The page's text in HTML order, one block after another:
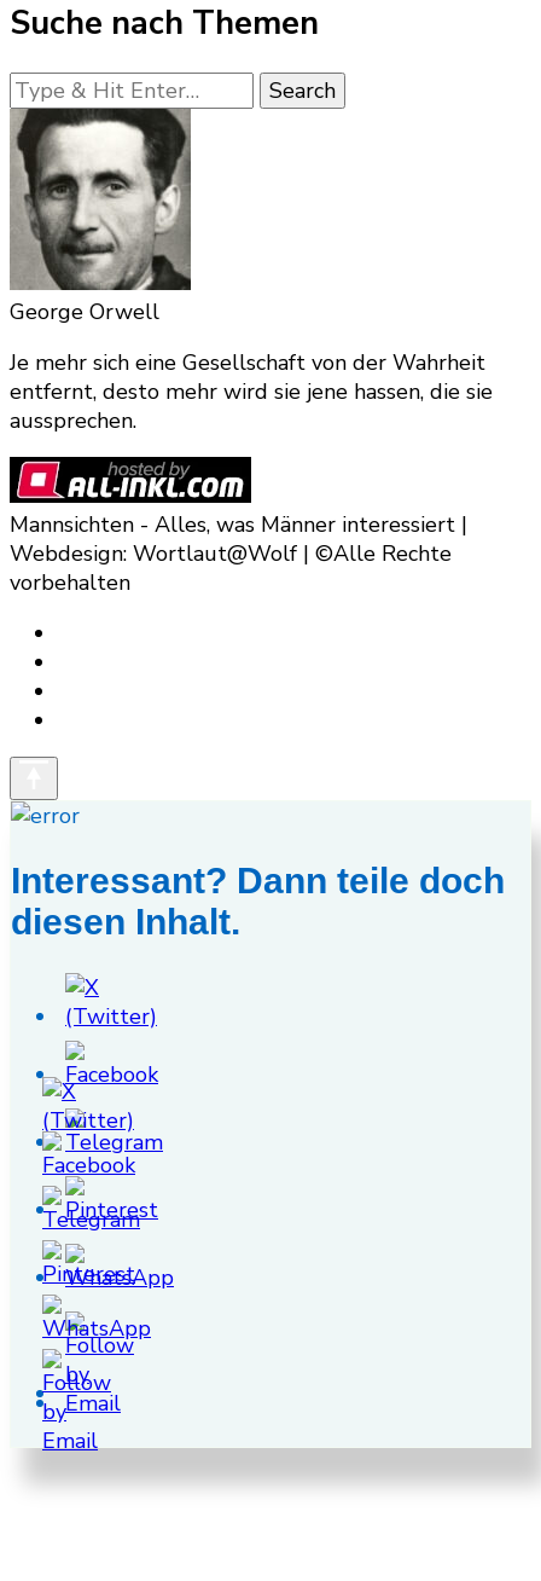
Suche nach Themen
Looking
for
Something?
George Orwell
Je mehr sich eine Gesellschaft von der Wahrheit
entfernt, desto mehr wird sie jene hassen, die sie
aussprechen.
Mannsichten - Alles, was Männer interessiert |
Webdesign: Wortlaut@Wolf | ©Alle Rechte
vorbehalten
Interessant? Dann teile doch
diesen Inhalt.